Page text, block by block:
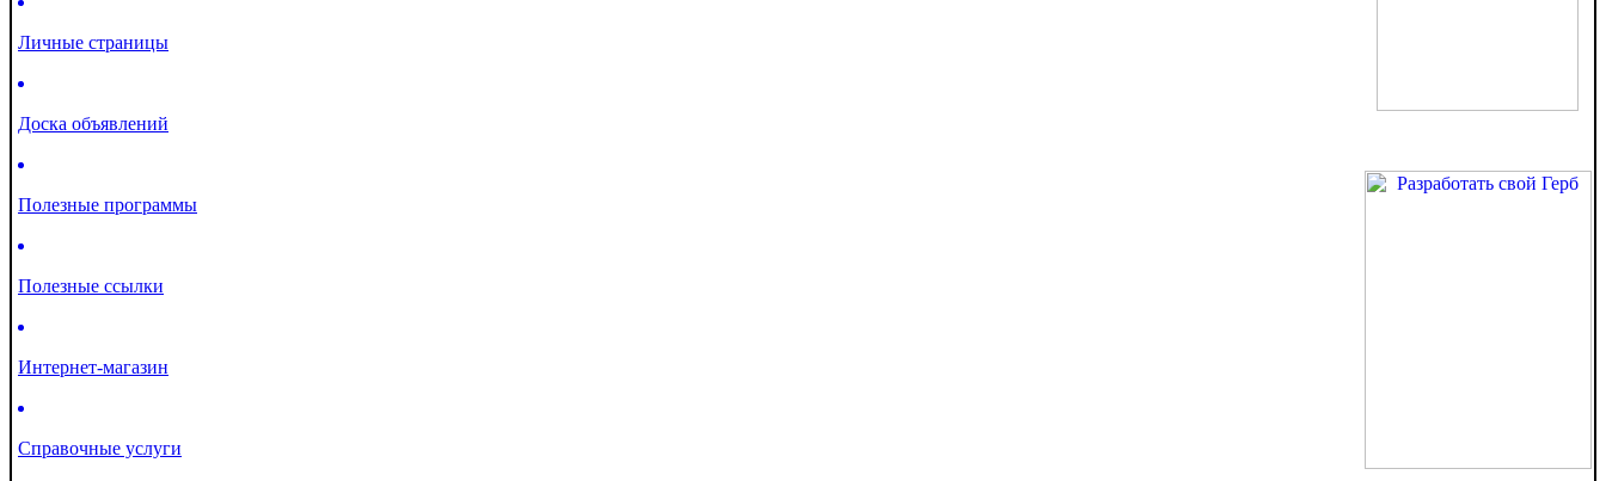
Личные страницы
Доска объявлений
Полезные программы
Полезные ссылки
Интернет-магазин
Справочные услуги